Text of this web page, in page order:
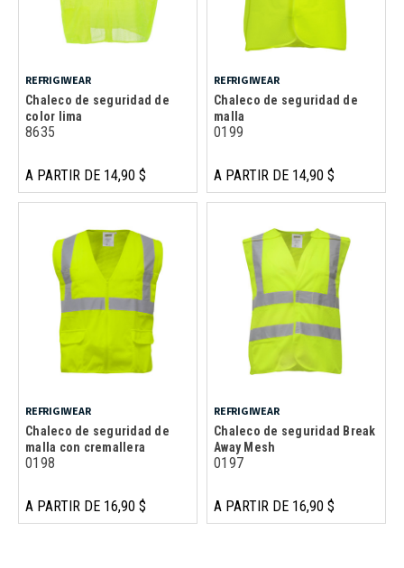
REFRIGIWEAR
Chaleco de seguridad de
color lima
8635
A PARTIR DE 14,90 $
REFRIGIWEAR
Chaleco de seguridad de
malla
0199
A PARTIR DE 14,90 $
REFRIGIWEAR
Chaleco de seguridad de
malla con cremallera
0198
A PARTIR DE 16,90 $
REFRIGIWEAR
Chaleco de seguridad Break
Away Mesh
0197
A PARTIR DE 16,90 $